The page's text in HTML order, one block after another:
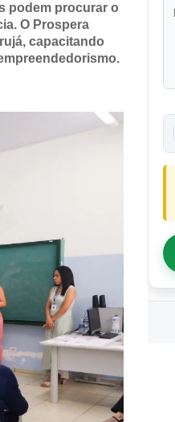
podem procurar o
O Prospera
capacitando